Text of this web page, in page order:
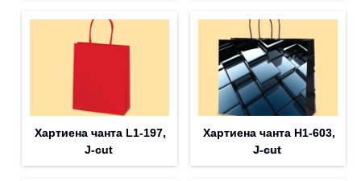
Хартиена чанта L1-197,
J-cut
Хартиена чанта H1-603,
J-cut